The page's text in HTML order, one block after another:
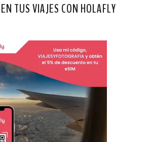
TUS VIAJES CON HOLAFLY